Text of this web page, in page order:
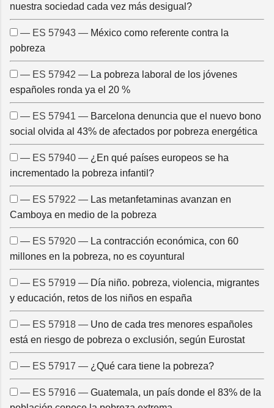
nuestra sociedad cada vez más desigual?
— ES 57943 — México como referente contra la
pobreza
— ES 57942 — La pobreza laboral de los jóvenes
españoles ronda ya el 20 %
— ES 57941 — Barcelona denuncia que el nuevo bono
social olvida al 43% de afectados por pobreza energética
— ES 57940 — ¿En qué países europeos se ha
incrementado la pobreza infantil?
— ES 57922 — Las metanfetaminas avanzan en
Camboya en medio de la pobreza
— ES 57920 — La contracción económica, con 60
millones en la pobreza, no es coyuntural
— ES 57919 — Día niño. pobreza, violencia, migrantes
y educación, retos de los niños en españa
— ES 57918 — Uno de cada tres menores españoles
está en riesgo de pobreza o exclusión, según Eurostat
— ES 57917 — ¿Qué cara tiene la pobreza?
— ES 57916 — Guatemala, un país donde el 83% de la